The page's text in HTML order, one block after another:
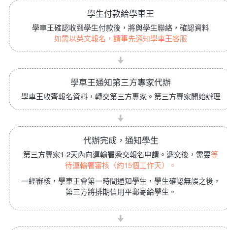
學生付款給學車王
學車王確認收到學生付款後，將與學生聯絡，確認資料
如需以英文報名，請事先通知學車王客服
學車王通知第三方專家代辦
學車王收齊報名資料，轉交第三方專家。第三方專家開始辦理
代辦完成，通知學生
第三方專家1-2天內向運輸署遞交報名申請。遞交後，需要等
待運輸署審核（約15個工作天）。
一經審核，學車王會第一時間通知學生，學生確認無誤之後，
第三方將排期信用平郵寄給學生。